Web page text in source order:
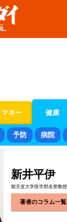
マネー 健康
オートレース
予防 病院
新井平伊
順天堂大学医学部名誉教授
著者のコラム一覧